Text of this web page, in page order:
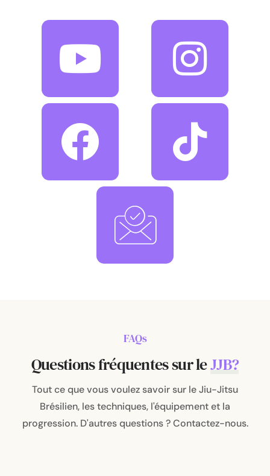
FAQs
Questions fréquentes sur leJJB?
Tout ce que vous voulez savoir sur le Jiu-Jitsu
Brésilien, les techniques, l'équipement et la
progression. D'autres questions ? Contactez-nous.